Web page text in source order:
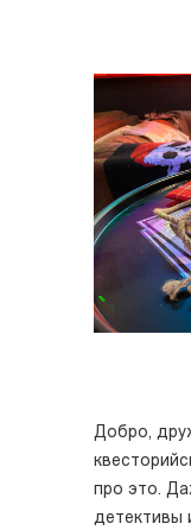
Добро,
про это.
детективы